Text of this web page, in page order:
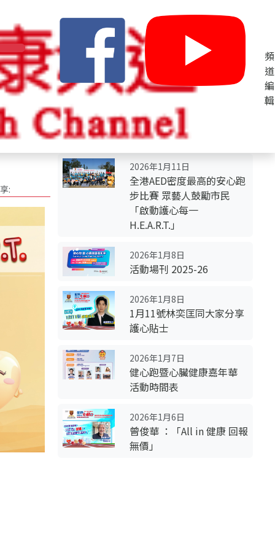
頁
頻
道
編
輯
:
2026年1月11日
全港AED密度最高的安心跑
步比賽 眾藝人鼓勵市民
「啟動護心每一
H.E.A.R.T.」
2026年1月8日
活動場刊 2025-26
2026年1月8日
1月11號林奕匡同大家分享
護心貼士
2026年1月7日
健心跑暨心臟健康嘉年華
活動時間表
2026年1月6日
曾俊華 ：「All in 健康 回報
無價」